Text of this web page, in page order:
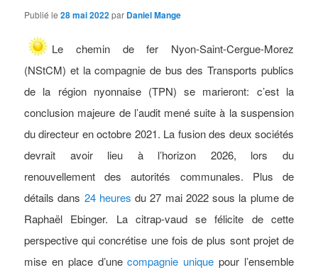
Publié le28 mai 2022par Daniel Mange
Le chemin de fer Nyon-Saint-Cergue-Morez
(NStCM) et la compagnie de bus des Transports publics
de la région nyonnaise (TPN) se marieront: c’est la
conclusion majeure de l’audit menésuite à la suspension
du directeur en octobre 2021. La fusion des deux sociétés
devrait avoir lieu à l’horizon 2026, lors du
renouvellement des autorités communales. Plus de
détails dans 24 heures du 27 mai 2022 sous la plume de
Raphaël Ebinger. La citrap-vaud se félicite de cette
perspective qui concrétise une fois de plus sont projet de
mise en place d’unecompagnie unique pour l’ensemble